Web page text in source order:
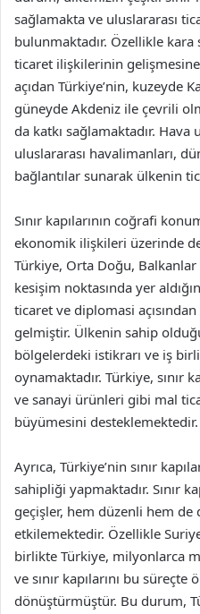
sağlamakta ve uluslararası
bulunmaktadır. Özellikle kara
ticaret ilişkilerinin
açıdan Türkiye’nin, kuzeyde
güneyde Akdeniz ile çevrili
da katkı sağlamaktadır. Hava
uluslararası havalimanları,
bağlantılar sunarak ülkenin
Sınır kapılarının coğrafi
ekonomik ilişkileri üzerinde
Türkiye, Orta Doğu,
kesişim noktasında yer
ticaret ve diplomasi
gelmiştir. Ülkenin sahip olduğu
bölgelerdeki istikrarı ve iş
oynamaktadır. Türkiye, sınır
ve sanayi ürünleri gibi mal
büyümesini desteklemektedir.
Ayrıca, Türkiye’nin sınır
sahipliği yapmaktadır. Sınır
geçişler, hem düzenli hem
etkilemektedir. Özellikle
birlikte Türkiye, milyonlarca
ve sınır kapılarını bu
dönüştürmüştür. Bu durum,